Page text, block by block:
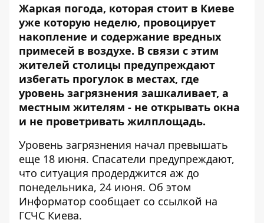
Жаркая погода, которая стоит в Киеве
уже которую неделю, провоцирует
накопление и содержание вредных
примесей в воздухе. В связи с этим
жителей столицы предупреждают
избегать прогулок в местах, где
уровень загрязнения зашкаливает, а
местным жителям - не открывать окна
и не проветривать жилплощадь.
Уровень загрязнения начал превышать
еще 18 июня. Спасатели предупреждают,
что ситуация продерджится аж до
понедельника, 24 июня. Об этом
Информатор сообщает со ссылкой на
ГСЧС Киева.